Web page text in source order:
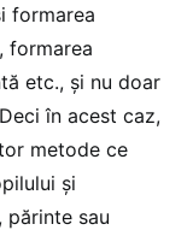
formarea
formarea
etc., şi nu doar
în acest caz,
metode ce
şi
părinte sau